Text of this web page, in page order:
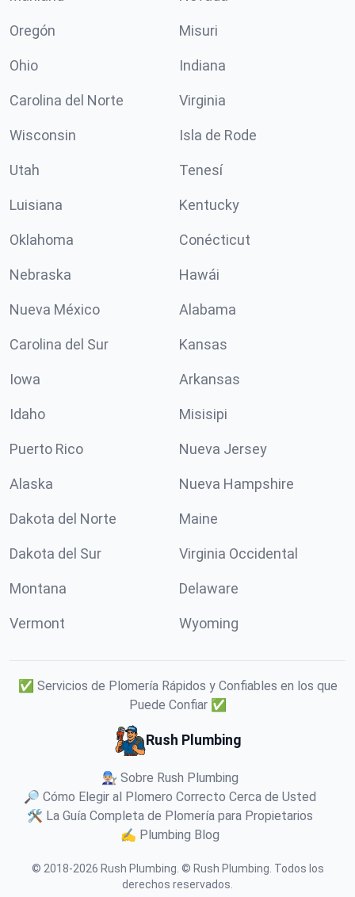
Oregón Misuri
Ohio Indiana
Carolina del Norte Virginia
Wisconsin Isla de Rode
Utah Tenesí
Luisiana Kentucky
Oklahoma Conécticut
Nebraska Hawái
Nueva México Alabama
Carolina del Sur Kansas
Iowa Arkansas
Idaho Misisipi
Puerto Rico Nueva Jersey
Alaska Nueva Hampshire
Dakota del Norte Maine
Dakota del Sur Virginia Occidental
Montana Delaware
Vermont Wyoming
✅ Servicios de Plomería Rápidos y Confiables en los que
Puede Confiar ✅
Rush Plumbing
👨🏼‍🔧 Sobre Rush Plumbing
🔎 Cómo Elegir al Plomero Correcto Cerca de Usted
🛠️ La Guía Completa de Plomería para Propietarios
✍️ Plumbing Blog
© 2018-2026 Rush Plumbing © Rush Plumbing. Todos los
derechos reservados.